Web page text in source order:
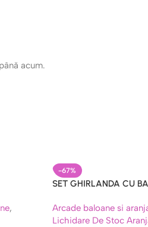
acum.
,
-67%
SET GHIRLANDA CU
Arcade baloane si
Lichidare De Stoc